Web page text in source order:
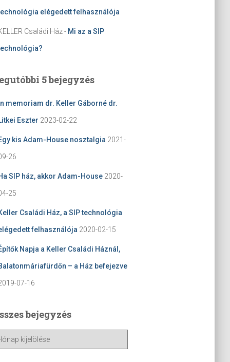
elégedett felhasználója
Családi Ház- Mi az a SIP
5 bejegyzés
memoriam dr. Keller Gáborné dr.
Eszter 2023-02-22
kis Adam-House nosztalgia 2021-
26
SIP ház, akkor Adam-House 2020-
25
Családi Ház, a SIP technológia
felhasználója 2020-02-15
Napja a Keller Családi Háznál,
– a Ház befejezve
07-16
bejegyzés